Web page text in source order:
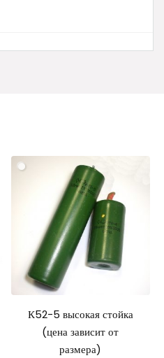
К52-5 высокая стойка
(цена зависит от
размера)